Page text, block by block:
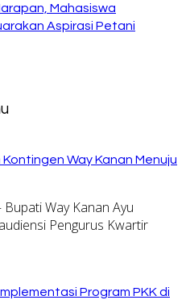
Mahasiswa
Aspirasi Petani
Way Kanan Menuju
Bupati Way Kanan Ayu
Pengurus Kwartir
Program PKK di